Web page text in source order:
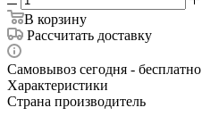
В корзину
Рассчитать доставку
Самовывоз сегодня - бесплатно
Характеристики
Страна производитель